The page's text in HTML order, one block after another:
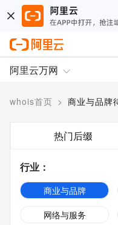
阿里云万网
whois首页 > 商业与品牌
热门后缀
行业 ：
商业与品牌
网络与服务